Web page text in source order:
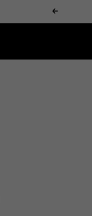
ANTERIOR